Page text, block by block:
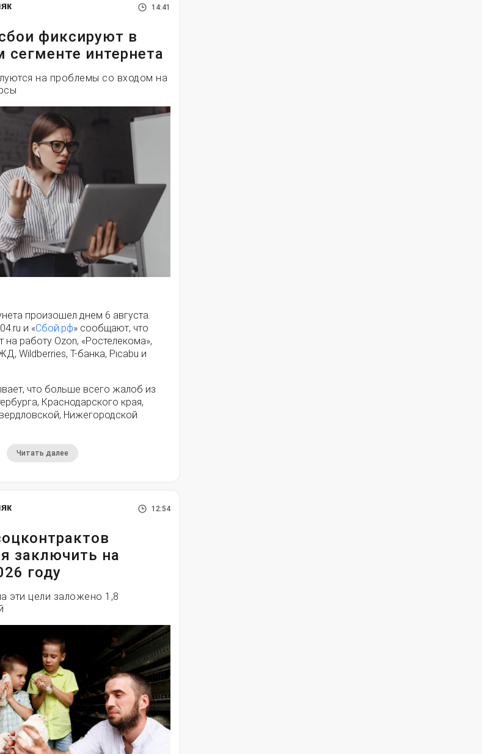
14:41
фиксируют в
сегменте интернета
на проблемы со входом на
произошел днем 6 августа.
и «Сбой.рф» сообщают, что
работу Ozon, «Ростелекома»,
Wildberries, Т-банка, Picabu и
что больше всего жалоб из
Краснодарского края,
Нижегородской
Читать далее
12:54
заключить на
году
эти цели заложено 1,8